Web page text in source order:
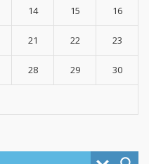
14 15 16
21 22 23
28 29 30